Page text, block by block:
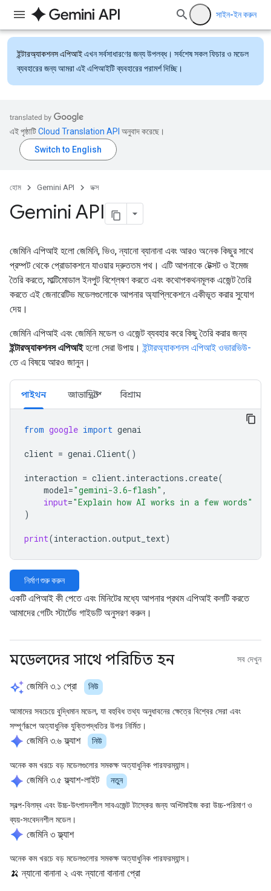
সাইন-ইন করুন
ইন্টারঅ্যাকশনস এপিআইএখন সর্বসাধারণের জন্য উপলব্ধ। সর্বশেষ সকল ফিচার ও মডেল
ব্যবহারের জন্য আমরা এই এপিআইটি ব্যবহারের পরামর্শ দিচ্ছি।
এই পৃষ্ঠাটিCloud Translation API অনুবাদ করেছে।
হোম Gemini API ডক্স
Gemini API
জেমিনি এপিআই হলো জেমিনি, ভিও, ন্যানো ব্যানানা এবং আরও অনেক কিছুর সাথে
প্রম্পট থেকে প্রোডাকশনে যাওয়ার দ্রুততম পথ। এটি আপনাকে টেক্সট ও ইমেজ
তৈরি করতে, মাল্টিমোডাল ইনপুট বিশ্লেষণ করতে এবং কথোপকথনমূলক এজেন্ট তৈরি
করতে এই জেনারেটিভ মডেলগুলোকে আপনার অ্যাপ্লিকেশনে একীভূত করার সুযোগ
দেয়।
জেমিনি এপিআই এবং জেমিনি মডেল ও এজেন্ট ব্যবহার করে কিছু তৈরি করার জন্য
ইন্টারঅ্যাকশনস এপিআইহলো সেরা উপায়।ইন্টারঅ্যাকশনস এপিআই ওভারভিউ-
তে এ বিষয়ে আরও জানুন।
পাইথন জাভাস্ক্রিপ্ট বিশ্রাম
from google import genai
client = genai .Client()
interaction = client. interactions .create(
model="gemini-3.6-flash" ,
input="Explain how AI works in a few words"
)
print(interaction .output_text)
নির্মাণ শুরু করুন
একটি এপিআই কী পেতে এবং মিনিটের মধ্যে আপনার প্রথম এপিআই কলটি করতে
আমাদের গেটিং স্টার্টেড গাইডটি অনুসরণ করুন।
মডেলদের সাথে পরিচিত হন সব দেখুন
auto_awesome জেমিনি ৩.১ প্রো নিউ
আমাদের সবচেয়ে বুদ্ধিমান মডেল, যা বহুবিধ তথ্য অনুধাবনের ক্ষেত্রে বিশ্বের সেরা এবং
সম্পূর্ণরূপে অত্যাধুনিক যুক্তিপদ্ধতির উপর নির্মিত।
spark জেমিনি ৩.৬ ফ্ল্যাশ নিউ
অনেক কম খরচে বড় মডেলগুলোর সমকক্ষ অত্যাধুনিক পারফরম্যান্স।
spark জেমিনি ৩.৫ ফ্ল্যাশ-লাইট নতুন
স্বল্প-বিলম্ব এবং উচ্চ-উৎপাদনশীল সাবএজেন্ট টাস্কের জন্য অপ্টিমাইজ করা উচ্চ-পরিমাণ ও
ব্যয়-সংবেদনশীল মডেল।
spark জেমিনি ৩ ফ্ল্যাশ
অনেক কম খরচে বড় মডেলগুলোর সমকক্ষ অত্যাধুনিক পারফরম্যান্স।
🍌 ন্যানো বানানা ২ এবং ন্যানো বানানা প্রো